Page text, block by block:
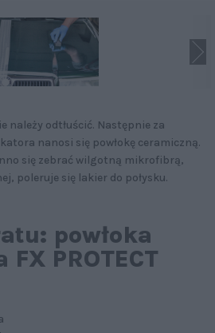
należy odtłuścić. Następnie za
nanosi się powłokę ceramiczną.
się zebrać wilgotną mikrofibrą,
poleruje się lakier do połysku.
powłoka
PROTECT